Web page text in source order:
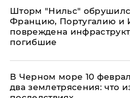
Шторм "Нильс"
Францию, Португалию и
повреждена
погибшие
В Черном море 10
два землетрясения: что